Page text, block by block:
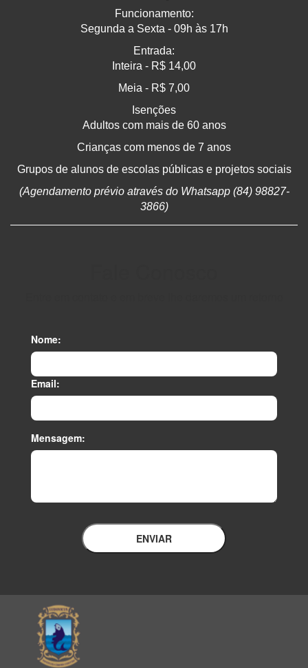
Funcionamento:
Segunda a Sexta - 09h às 17h
Entrada:
Inteira - R$ 14,00
Meia - R$ 7,00
Isenções
Adultos com mais de 60 anos
Crianças com menos de 7 anos
Grupos de alunos de escolas públicas e projetos sociais
(Agendamento prévio através do Whatsapp (84) 98827-
3866)
Nome:
Email:
Mensagem:
ENVIAR